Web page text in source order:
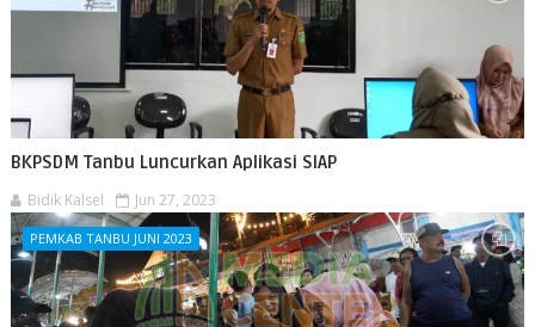
BKPSDM Tanbu Luncurkan Aplikasi SIAP
Bidik Kalsel Jun 27, 2023
PEMKAB TANBU JUNI 2023